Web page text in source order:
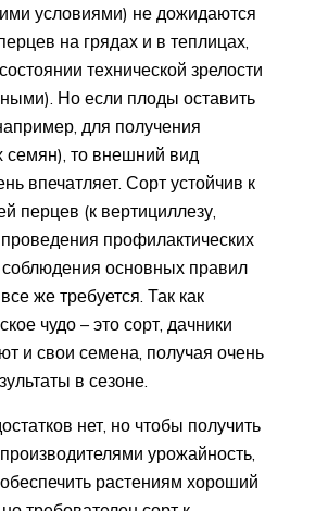
условиями) не дожидаются
на грядах и в теплицах,
технической зрелости
Но если плоды оставить
для получения
семян), то внешний вид
впечатляет. Сорт устойчив к
перцев (к вертициллезу,
профилактических
основных правил
же требуется. Так как
чудо – это сорт, дачники
и свои семена, получая очень
в сезоне.
нет, но чтобы получить
урожайность,
растениям хороший